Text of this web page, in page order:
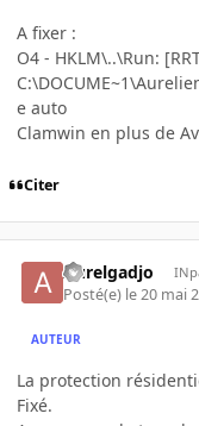
A fixer :
O4 - HKLM\..\Run:
e auto
Clamwin en plus de
Citer
Aurelgadjo
Posté(e) le 20 mai
AUTEUR
La protection
Fixé.